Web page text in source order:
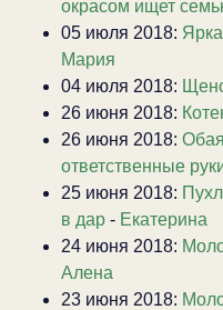
окрасом ищет
05 июля 2018:
Мария
04 июля 2018:
26 июня 2018:
26 июня 2018:
ответственные
25 июня 2018:
в дар - Екатерина
24 июня 2018:
Алена
23 июня 2018: